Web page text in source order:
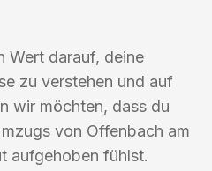
Wert darauf, deine
zu verstehen und auf
wir möchten, dass du
von Offenbach am
aufgehoben fühlst.